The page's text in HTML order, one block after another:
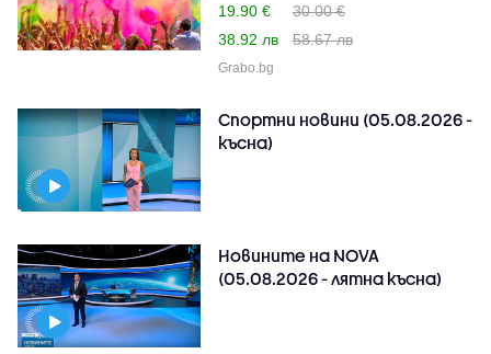
19.90 €
30.00 €
38.92 лв
58.67 лв
Grabo.bg
Спортни новини (05.08.2026 -
късна)
Новините на NOVA
(05.08.2026 - лятна късна)